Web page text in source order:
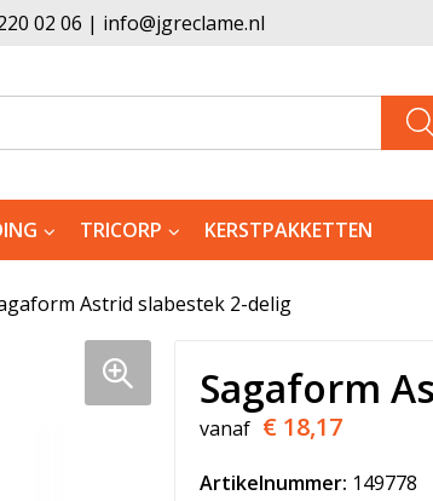
02 06 | info@jgreclame.nl
TRICORP KERSTPAKKETTEN
Astrid slabestek 2-delig
Sagaform
vanaf € 18,17
Artikelnummer: 149778